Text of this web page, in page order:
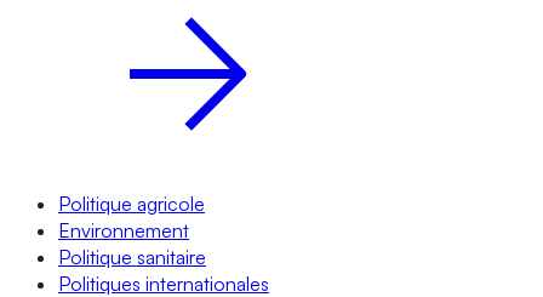
Politique agricole
Environnement
Politique sanitaire
Politiques internationales